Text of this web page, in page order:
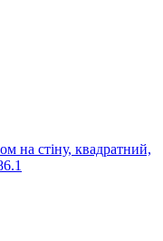
на стіну, квадратний,